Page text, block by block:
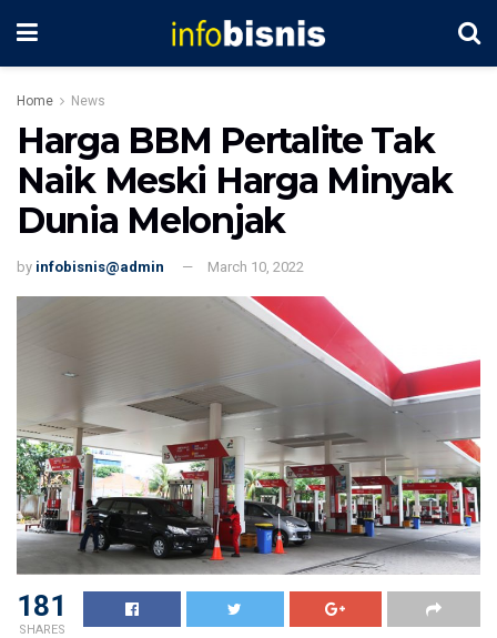
Home News
Harga BBM Pertalite Tak
Naik Meski Harga Minyak
Dunia Melonjak
by infobisnis@admin March 10, 2022
181
SHARES